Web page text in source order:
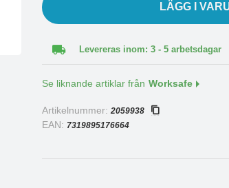
LÄGG I
Levereras inom: 3 - 5 arbetsdagar
Se liknande artiklar från Worksafe
Artikelnummer:2059938
EAN: 7319895176664